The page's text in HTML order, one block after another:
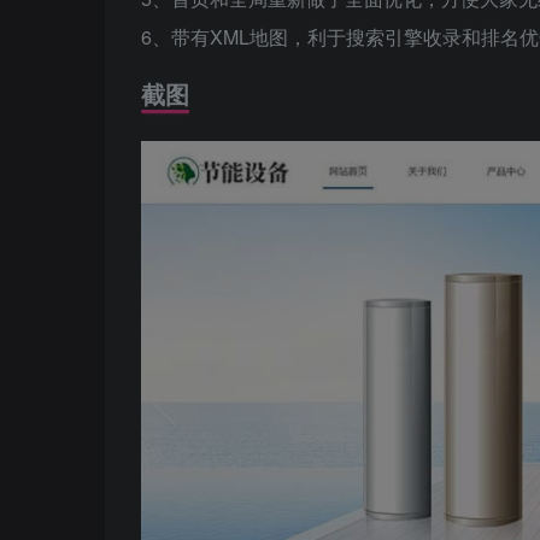
6、带有XML地图，利于搜索引擎收录和排名
截图